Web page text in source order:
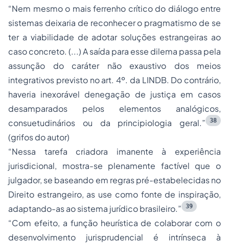
“Nem mesmo o mais ferrenho crítico do diálogo entre
sistemas deixaria de reconhecer o pragmatismo de se
ter a viabilidade de adotar soluções estrangeiras ao
caso concreto. (...) A saída para esse dilema passa pela
assunção do caráter não exaustivo dos meios
integrativos previsto no art. 4º. da LINDB. Do contrário,
haveria inexorável denegação de justiça em casos
desamparados pelos elementos analógicos,
consuetudinários ou da principiologia geral.”
38
(grifos do autor)
“Nessa tarefa criadora imanente à experiência
jurisdicional, mostra-se plenamente factível que o
julgador, se baseando em regras pré-estabelecidas no
Direito estrangeiro, as use como fonte de inspiração,
adaptando-as ao sistema jurídico brasileiro.”
39
“Com efeito, a função heurística de colaborar com o
desenvolvimento jurisprudencial é intrínseca à